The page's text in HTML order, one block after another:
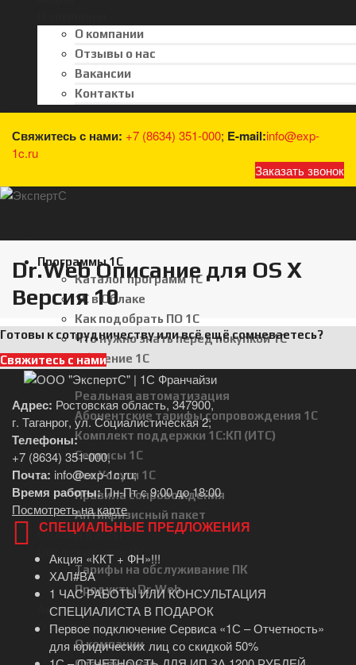
О компании
Отзывы о нас
Вакансии
Контакты
Свяжитесь с нами: +7 (8634) 351-000; E-mail:info@exp-
1c.ru
Заказать звонок
Программы 1С
Каталог программ 1С
1С в Облаке
Как подобрать ПО 1С
Что нужно знать перед покупкой 1С
Обучение 1С
Услуги 1С
Реальная автоматизация
Абонентские тарифы сопровождения 1С
Комплект поддержки 1С:КП (ИТС)
Сервисы 1С
Все Услуги 1С
Правила сопровождения
Антикризисный пакет
Онлайн Кассы
Обслуживание ПК
Тарифы на обслуживание ПК
Продукты Dr.Web
Акции
О компании
О компании
Dr.Web Описание для OS X
Версия 10
Готовы к сотрудничеству или всё ещё сомневаетесь?
Свяжитесь с нами
Адрес: Ростовская область, 347900,
г. Таганрог, ул. Социалистическая 2;
Телефоны:
+7 (8634) 351-000,
Почта: info@exp-1c.ru;
Время работы:Пн-Пт с 9:00 до 18:00
Посмотреть на карте
СПЕЦИАЛЬНЫЕ ПРЕДЛОЖЕНИЯ
Акция «ККТ + ФН»!!!
ХАЛ#ВА
1 ЧАС РАБОТЫ ИЛИ КОНСУЛЬТАЦИЯ
СПЕЦИАЛИСТА В ПОДАРОК
Первое подключение Сервиса «1С – Отчетность»
для юридических лиц со скидкой 50%